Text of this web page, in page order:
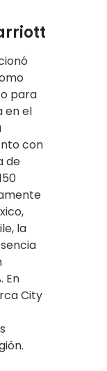
para
en el
con
de
la
En
City